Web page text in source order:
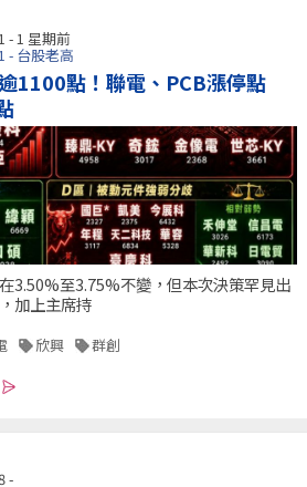
- 1 星期前
- 台股老高
1100點！聯電、PCB漲停點
3.50%至3.75%不變，但本次決策罕見出
加上主席持
欣興 群創
-